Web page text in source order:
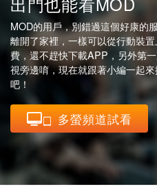
MOD的用戶，別錯過這個好康的
離開了家裡，一樣可以從行動裝
費，還不趕快下載APP，另外第
視旁邊唷，現在就跟著小編一起
吧！
多螢頻道試看